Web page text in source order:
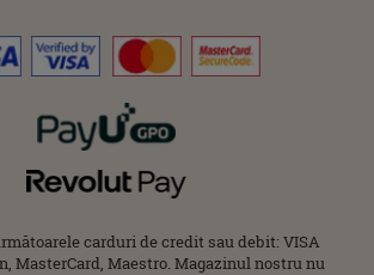
carduri de credit sau debit: VISA
MasterCard, Maestro. Magazinul nostru nu